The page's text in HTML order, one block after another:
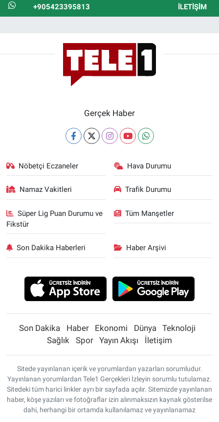
+905423395813 İLETIŞIM
Gerçek Haber
Nöbetçi Eczaneler Hava Durumu
Namaz Vakitleri Trafik Durumu
Süper Lig Puan Durumu ve
Fikstür
Tüm Manşetler
Son Dakika Haberleri Haber Arşivi
Son Dakika Haber Ekonomi Dünya
Teknoloji
Sağlık
Spor Yayın Akışı İletişim
Sitede yayınlanan içerik ve yorumlardan yazarları sorumludur.
Yayınlanan yorumlardan Tele1 Gerçekleri İzleyin sorumlu tutulamaz.
Sitedeki tüm harici linkler ayrı bir sayfada açılır. Sitemizde yayınlanan
haber, köşe yazıları ve fotoğraflar izin alınmaksızın kaynak gösterilse
dahi, herhangi bir ortamda kullanılamaz ve yayınlanamaz